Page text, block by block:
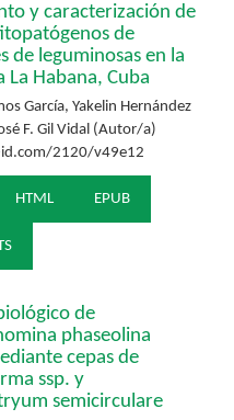
y caracterización de
de
de leguminosas en la
La Habana, Cuba
García, Yakelin Hernández
F. Gil Vidal (Autor/a)
2120/v49e12
HTML EPUB
de
phaseolina
cepas de
ssp. y
semicirculare